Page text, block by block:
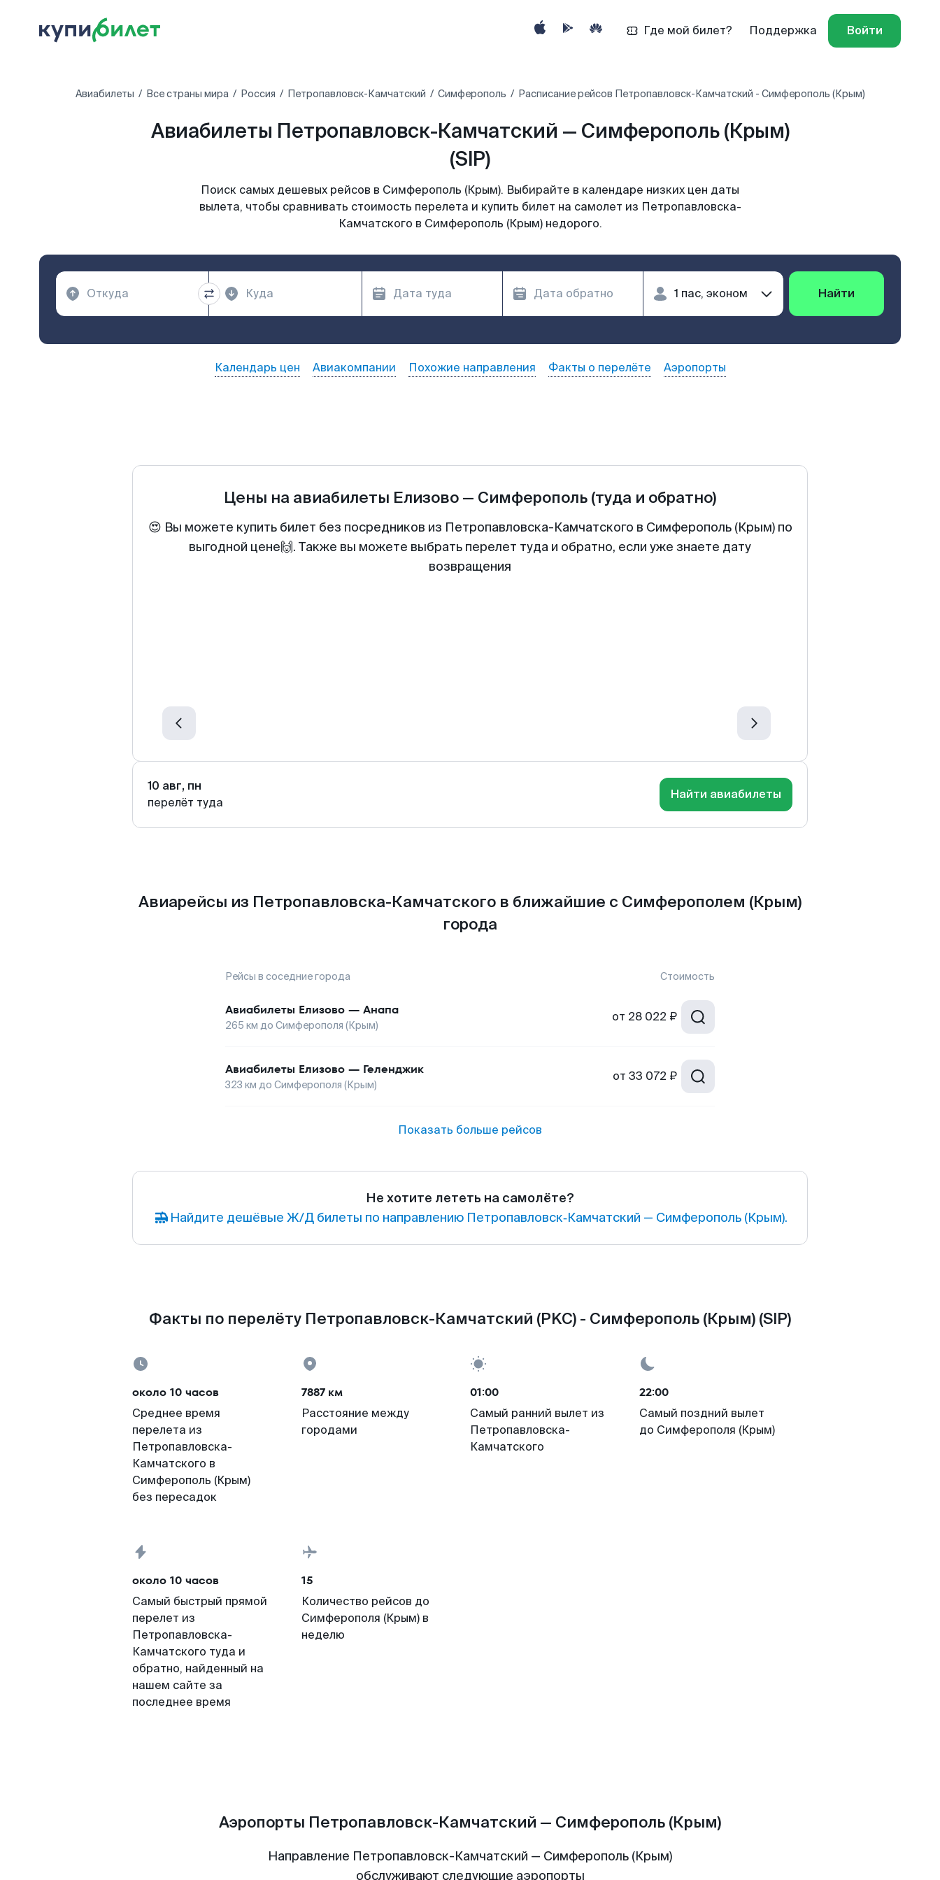
Где мой билет? Поддержка Войти
Авиабилеты Все страны мира Россия Петропавловск-Камчатский Симферополь Расписание рейсов Петропавловск-Камчатский - Симферополь (Крым)
Авиабилеты Петропавловск-Камчатский — Симферополь (Крым)
(SIP)
Поиск самых дешевых рейсов в Симферополь (Крым). Выбирайте в календаре низких цен даты
вылета, чтобы сравнивать стоимость перелета и купить билет на самолет из Петропавловска-
Камчатского в Симферополь (Крым) недорого.
Найти
Календарь цен Авиакомпании Похожие направления Факты о перелёте Аэропорты
Цены на авиабилеты Елизово — Симферополь (туда и обратно)
😍 Вы можете купить билет без посредников из Петропавловска-Камчатского в Симферополь (Крым) по
выгодной цене🙌. Также вы можете выбрать перелет туда и обратно, если уже знаете дату
возвращения
10 авг, пн
перелёт туда
Найти авиабилеты
Авиарейсы из Петропавловска-Камчатского в ближайшие с Симферополем (Крым)
города
Рейсы в соседние города Стоимость
Авиабилеты Елизово — Анапа
265 км до Симферополя (Крым)
от 28 022 ₽
Авиабилеты Елизово — Геленджик
323 км до Симферополя (Крым)
от 33 072 ₽
Показать больше рейсов
Не хотите лететь на самолёте?
Найдите дешёвые Ж/Д билеты по направлению Петропавловск‑Камчатский — Симферополь (Крым).
Факты по перелёту Петропавловск-Камчатский (PKC) - Симферополь (Крым) (SIP)
около 10 часов
Среднее время
перелета из
Петропавловска-
Камчатского в
Симферополь (Крым)
без пересадок
7887 км
Расстояние между
городами
01:00
Самый ранний вылет из
Петропавловска-
Камчатского
22:00
Самый поздний вылет
до Симферополя (Крым)
около 10 часов
Самый быстрый прямой
перелет из
Петропавловска-
Камчатского туда и
обратно, найденный на
нашем сайте за
последнее время
15
Количество рейсов до
Симферополя (Крым) в
неделю
Аэропорты Петропавловск-Камчатский — Симферополь (Крым)
Направление Петропавловск-Камчатский — Симферополь (Крым)
обслуживают следующие аэропорты